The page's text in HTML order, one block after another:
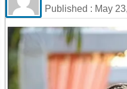
Published : May